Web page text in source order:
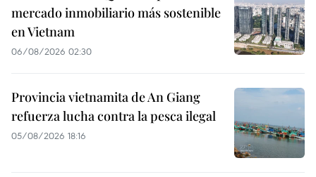
mercado inmobiliario más sostenible
en Vietnam
06/08/2026 02:30
Provincia vietnamita de An Giang
refuerza lucha contra la pesca ilegal
05/08/2026 18:16